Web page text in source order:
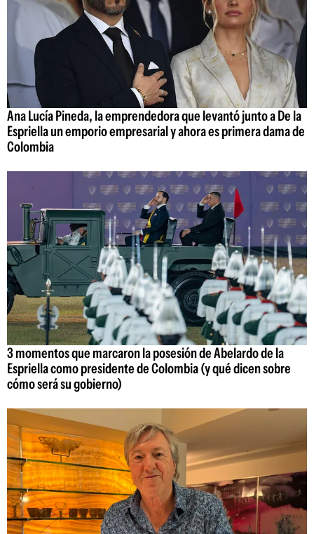
Ana Lucía Pineda, la emprendedora que levantó junto a De la
Espriella un emporio empresarial y ahora es primera dama de
Colombia
3 momentos que marcaron la posesión de Abelardo de la
Espriella como presidente de Colombia (y qué dicen sobre
cómo será su gobierno)